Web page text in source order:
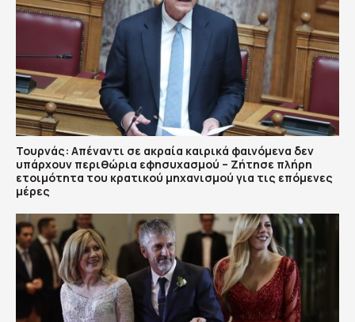
Τουρνάς: Απέναντι σε ακραία καιρικά φαινόμενα δεν
υπάρχουν περιθώρια εφησυχασμού – Ζήτησε πλήρη
ετοιμότητα του κρατικού μηχανισμού για τις επόμενες
μέρες